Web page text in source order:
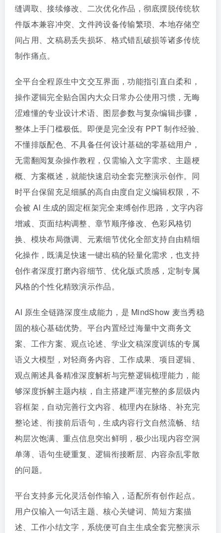
缝调取、接续修改、二次优化作品，彻底摆脱传统软
件版本兼容冲突、文件跨设备传输繁琐、本地存储空
间占用、文稿易丢失损坏、格式错乱破损等诸多传统
制作痛点。
全平台全程原生中文交互界面，功能指引直白柔和，
操作逻辑完全贴合国内大众日常办公使用习惯，无晦
涩难懂的专业设计术语、图层参数与复杂编辑步骤，
整体上手门槛极低。即便是完全没有 PPT 制作经验、
不懂排版配色、不具备任何设计基础的零基础用户，
无需翻阅复杂操作教程，仅需输入文字需求、主题梗
概、方案概述，就能快速启动全套完整演示创作。同
时平台保留充足细腻的高自由度自定义编辑权限，不
会被 AI 生成的固定框架完全束缚创作思路，文字内容
增减、页面结构调整、章节顺序修改、色彩风格切
换、模块布局微调、元素细节优化全部支持自由精细
化操作，既满足快速一键出稿的轻量化需求，也支持
创作者深度打磨内容细节、优化版式质感，定制专属
风格的个性化精致演示作品。
AI 原生全链路深度生成能力，是 MindShow 麦当秀稳
固的核心基础优势。平台内置经过海量中文商务文
案、工作方案、观点论述、学业文稿深度训练的专属
语义大模型，对轻商务内容、工作成果、项目逻辑、
观点阐述具备精准深度解析与完整逻辑梳理能力，能
够深度拆解主题内核，自主搭建严谨完整的多层级内
容框架，自动完善行文内容、梳理内在脉络、补充完
整论述、衔接前后语句，生成内容行文自然流畅、结
构层次饱满、重点信息突出鲜明，极少出现内容空洞
单薄、语句生硬重复、逻辑衔接断层、内容杂乱零散
的问题。
平台支持多元化灵活创作输入，适配所有创作起点。
用户仅输入一句话主题、核心关键词、简短方案描
述、工作小结文字，系统便可自主生成全套完整演示